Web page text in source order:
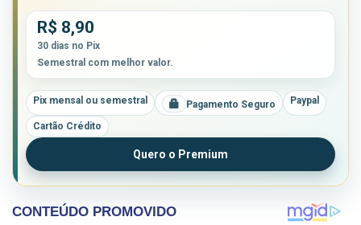
R$ 8,90
30 dias no Pix
Semestral com melhor valor.
Pix mensal ou semestral Pagamento Seguro Paypal
Cartão Crédito
Quero o Premium